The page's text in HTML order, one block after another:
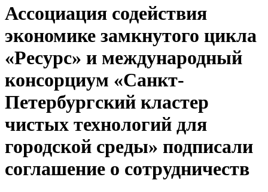
Ассоциация содействия
экономике замкнутого цикла
«Ресурс» и международный
консорциум «Санкт-
Петербургский кластер
чистых технологий для
городской среды» подписали
соглашение о сотрудничеств